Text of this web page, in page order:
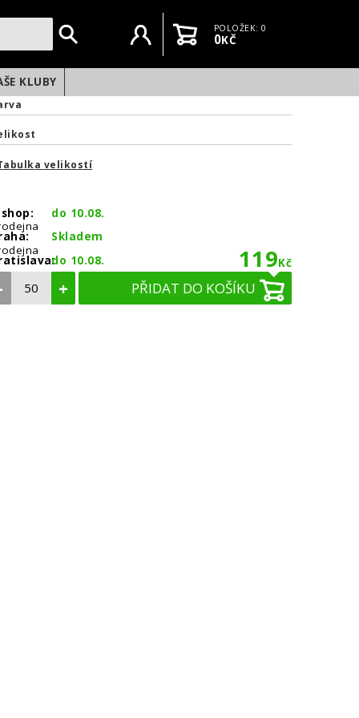
Uživatelský účet
KošíkPOLOŽEK: 0
0KČ
KLUBY
velikostí
shop:
do 10.08.
Skladem
do 10.08. 119Kč
+ PŘIDAT DO KOŠÍKU